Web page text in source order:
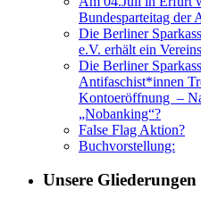
Bundesparteitag der
Die Berliner
e.V. erhält ein
Die Berliner
Antifaschist*innen
Kontoeröffnung –
„Nobanking“?
False Flag Aktion?
Buchvorstellung:
Unsere Gliederungen